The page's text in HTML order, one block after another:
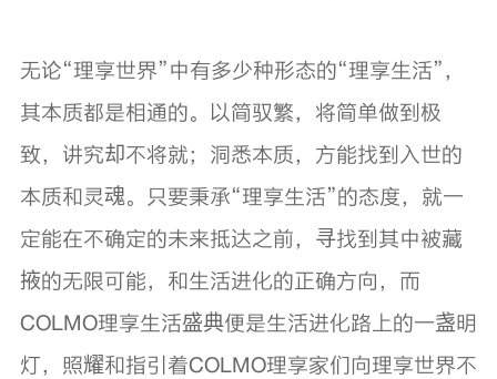
无论“理享世界”中有多少种形态的“理享生活”，
其本质都是相通的。以简驭繁，将简单做到极
致，讲究却不将就；洞悉本质，方能找到入世的
本质和灵魂。只要秉承“理享生活”的态度，就一
定能在不确定的未来抵达之前，寻找到其中被藏
掖的无限可能，和生活进化的正确方向，而
COLMO理享生活盛典便是生活进化路上的一盏明
灯，照耀和指引着COLMO理享家们向理享世界不